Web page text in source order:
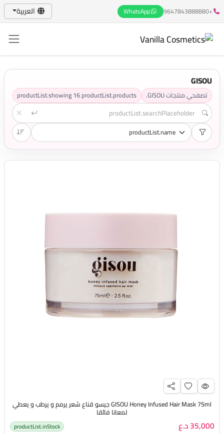
+9647843888880
WhatsApp العربية
GISOU
تصفحي منتجات GISOU. productList.showing16productList.products
GISOU Honey Infused Hair Mask 75ml جيسو قناع شعر يرمم و يرطب و يعطي
لمعانا فائقا
35,000 د.ع productList.inStock